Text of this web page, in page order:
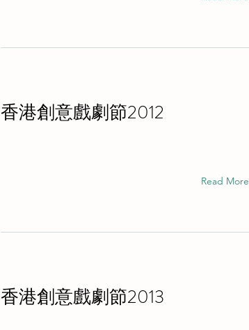
香港創意戲劇節2012
Read More
香港創意戲劇節2013